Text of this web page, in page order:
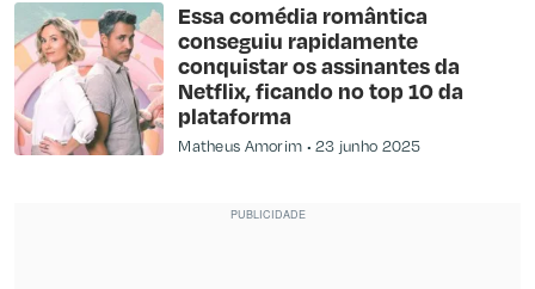
Essa comédia romântica
conseguiu rapidamente
conquistar os assinantes da
Netflix, ficando no top 10 da
plataforma
Matheus Amorim 23 junho 2025